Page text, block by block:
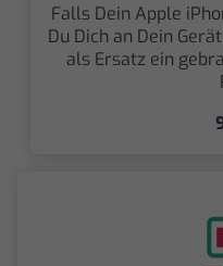
Falls Dein Apple
Du Dich an Dein
als Ersatz ein